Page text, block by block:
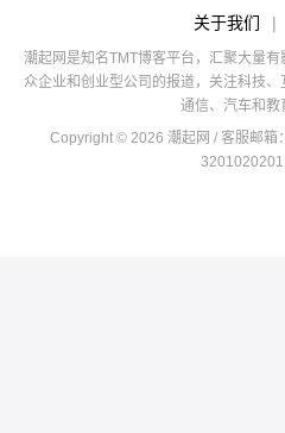
关于我们 |
潮起网是知名TMT博客平台，汇聚大量
众企业和创业型公司的报道，关注科技、
通信、汽车和教
Copyright © 2026 潮起网 / 客服邮箱：